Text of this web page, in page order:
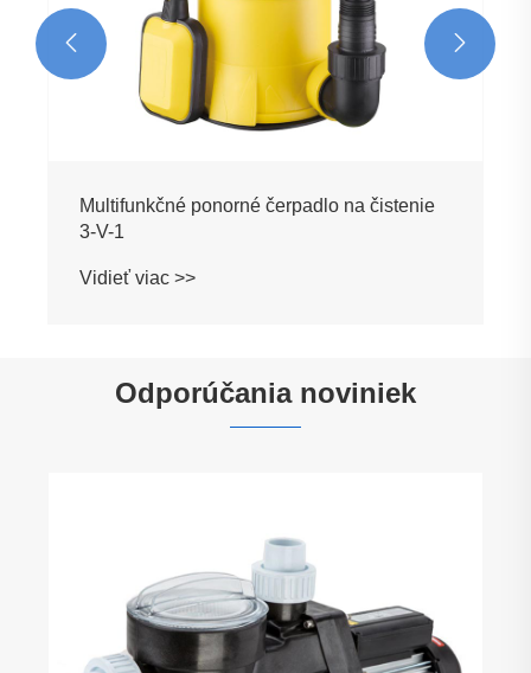
Multifunkčné ponorné čerpadlo na čistenie
3-V-1
Vidieť viac >>
 
Odporúčania noviniek